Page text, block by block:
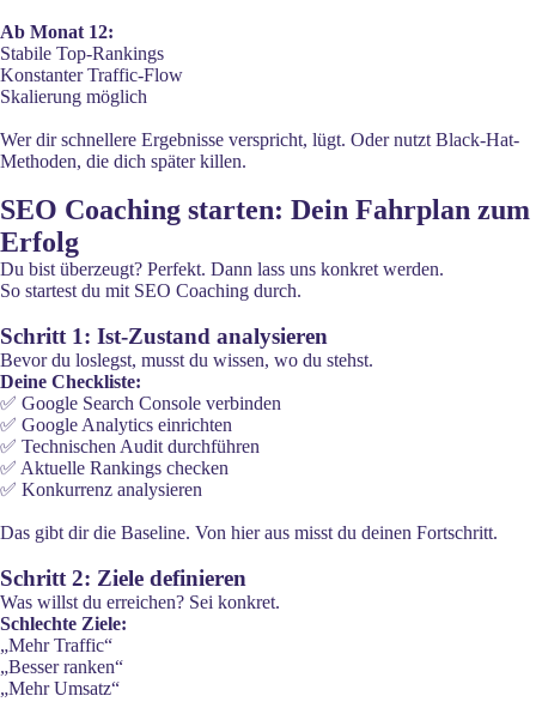
Ab Monat 12:
Stabile Top-Rankings
Konstanter Traffic-Flow
Skalierung möglich
Wer dir schnellere Ergebnisse verspricht, lügt. Oder nutzt Black-Hat-
Methoden, die dich später killen.
SEO Coaching starten: Dein Fahrplan zum
Erfolg
Du bist überzeugt? Perfekt. Dann lass uns konkret werden.
So startest du mit SEO Coaching durch.
Schritt 1: Ist-Zustand analysieren
Bevor du loslegst, musst du wissen, wo du stehst.
Deine Checkliste:
✅ Google Search Console verbinden
✅ Google Analytics einrichten
✅ Technischen Audit durchführen
✅ Aktuelle Rankings checken
✅ Konkurrenz analysieren
Das gibt dir die Baseline. Von hier aus misst du deinen Fortschritt.
Schritt 2: Ziele definieren
Was willst du erreichen? Sei konkret.
Schlechte Ziele:
„Mehr Traffic“
„Besser ranken“
„Mehr Umsatz“